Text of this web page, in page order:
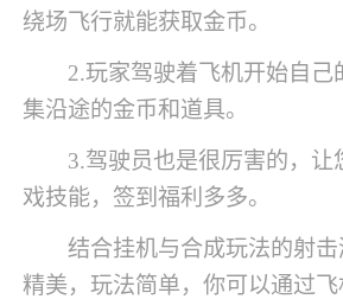
绕场飞行就能获取金币。
2.玩家驾驶着飞机开始自己
集沿途的金币和道具。
3.驾驶员也是很厉害的，让
戏技能，签到福利多多。
结合挂机与合成玩法的射
精美，玩法简单，你可以通过